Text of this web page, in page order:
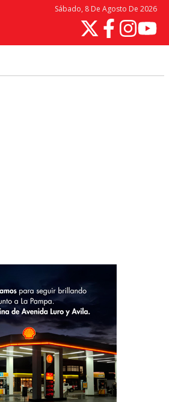
Sábado, 8 De Agosto De 2026